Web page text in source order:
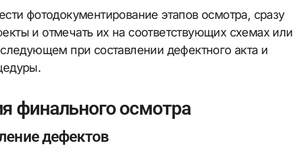
фотодокументирование этапов осмотра, сразу
и отмечать их на соответствующих схемах или
при составлении дефектного акта и
финального осмотра
дефектов